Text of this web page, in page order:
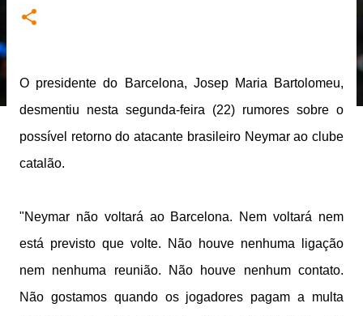
O presidente do Barcelona, Josep Maria Bartolomeu,
desmentiu nesta segunda-feira (22) rumores sobre o
possível retorno do atacante brasileiro Neymar ao clube
catalão.
"Neymar não voltará ao Barcelona. Nem voltará nem
está previsto que volte. Não houve nenhuma ligação
nem nenhuma reunião. Não houve nenhum contato.
Não gostamos quando os jogadores pagam a multa